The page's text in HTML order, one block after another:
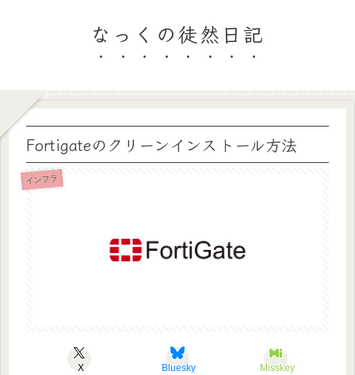
なっくの徒然日記
Fortigateのクリーンインストール方法
インフラ
X Bluesky Misskey